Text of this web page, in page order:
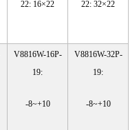
22: 16×22
22: 32×22
V8816W-16P-
19:
-8~+10
V8816W-32P-
19:
-8~+10